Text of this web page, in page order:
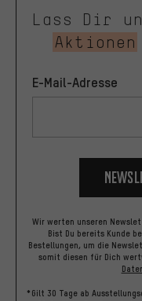
Lass Dir
Aktionen
E-Mail-Adresse
Wir werten unseren
Bist Du bereits Kunde
Bestellungen, um die
somit diesen für Dich
*Gilt 30 Tage ab